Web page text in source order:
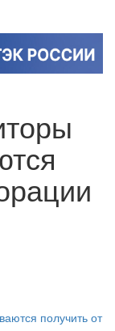
получить от